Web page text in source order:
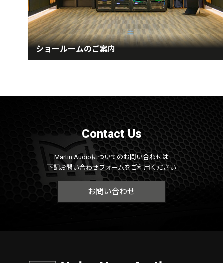
ショールームのご案内
Contact Us
Martin Audioについてのお問い合わせは
下記お問い合わせフォームをご利用ください
お問い合わせ